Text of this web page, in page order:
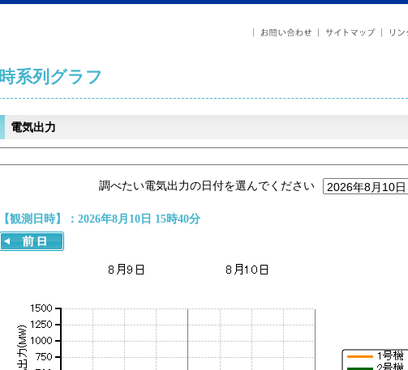
時系列グラフ
電気出力
調べたい電気出力の日付を選んでください
【観測日時】：2026年8月10日 15時40分